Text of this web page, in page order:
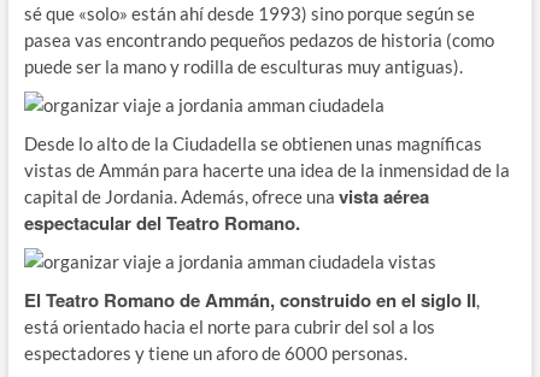
sé que «solo» están ahí desde 1993) sino porque según se
pasea vas encontrando pequeños pedazos de historia (como
puede ser la mano y rodilla de esculturas muy antiguas).
Desde lo alto de la Ciudadella se obtienen unas magníficas
vistas de Ammán para hacerte una idea de la inmensidad de la
capital de Jordania. Además, ofrece una vista aérea
espectacular del Teatro Romano.
El Teatro Romano de Ammán, construido en el siglo II,
está orientado hacia el norte para cubrir del sol a los
espectadores y tiene un aforo de 6000 personas.